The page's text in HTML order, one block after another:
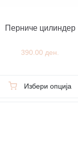
Перниче цилиндер
390.00 ден.
Избери опција